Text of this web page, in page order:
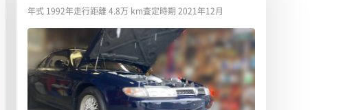
年式 1992年走行距離 4.8万 km査定時期 2021年12月